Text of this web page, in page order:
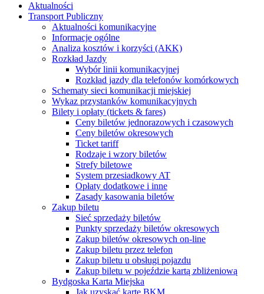
Aktualności
Transport Publiczny
Aktualności komunikacyjne
Informacje ogólne
Analiza kosztów i korzyści (AKK)
Rozkład Jazdy
Wybór linii komunikacyjnej
Rozkład jazdy dla telefonów komórkowych
Schematy sieci komunikacji miejskiej
Wykaz przystanków komunikacyjnych
Bilety i opłaty (tickets & fares)
Ceny biletów jednorazowych i czasowych
Ceny biletów okresowych
Ticket tariff
Rodzaje i wzory biletów
Strefy biletowe
System przesiadkowy AT
Opłaty dodatkowe i inne
Zasady kasowania biletów
Zakup biletu
Sieć sprzedaży biletów
Punkty sprzedaży biletów okresowych
Zakup biletów okresowych on-line
Zakup biletu przez telefon
Zakup biletu u obsługi pojazdu
Zakup biletu w pojeździe kartą zbliżeniową
Bydgoska Karta Miejska
Jak uzyskać kartę BKM